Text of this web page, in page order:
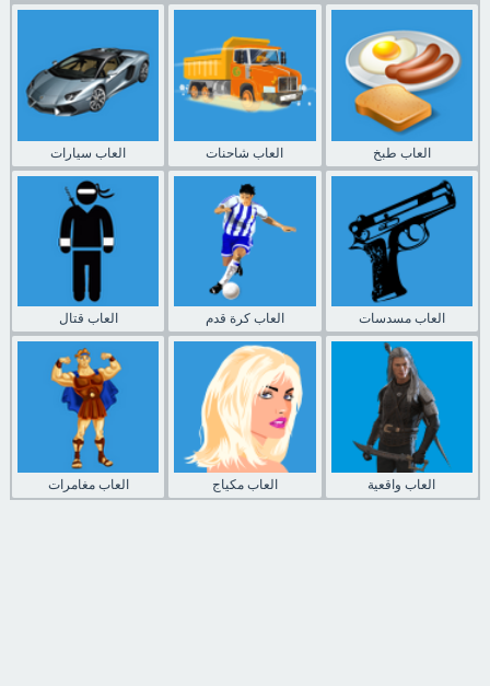
العاب سيارات العاب شاحنات العاب طبخ
العاب قتال العاب كرة قدم العاب مسدسات
العاب مغامرات العاب مكياج العاب واقعية